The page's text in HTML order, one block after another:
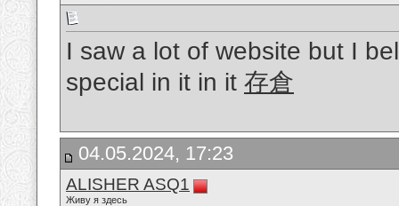
I saw a lot of website but I
special in it in it 存倉
04.05.2024, 17:23
ALISHER ASQ1
Живу я здесь